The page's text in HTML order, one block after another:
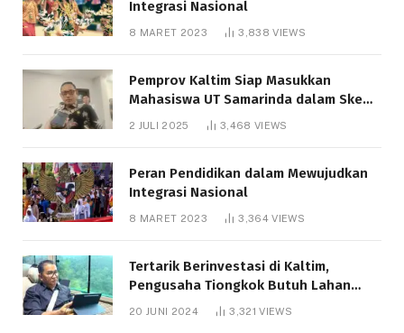
Integrasi Nasional
8 MARET 2023 3,838VIEWS
Pemprov Kaltim Siap Masukkan
Mahasiswa UT Samarinda dalam Skema
Bantuan Pendidikan Gratispol
2 JULI 2025 3,468 VIEWS
Peran Pendidikan dalam Mewujudkan
Integrasi Nasional
8 MARET 2023 3,364VIEWS
Tertarik Berinvestasi di Kaltim,
Pengusaha Tiongkok Butuh Lahan
1.000 Hektare
20 JUNI 2024 3,321VIEWS